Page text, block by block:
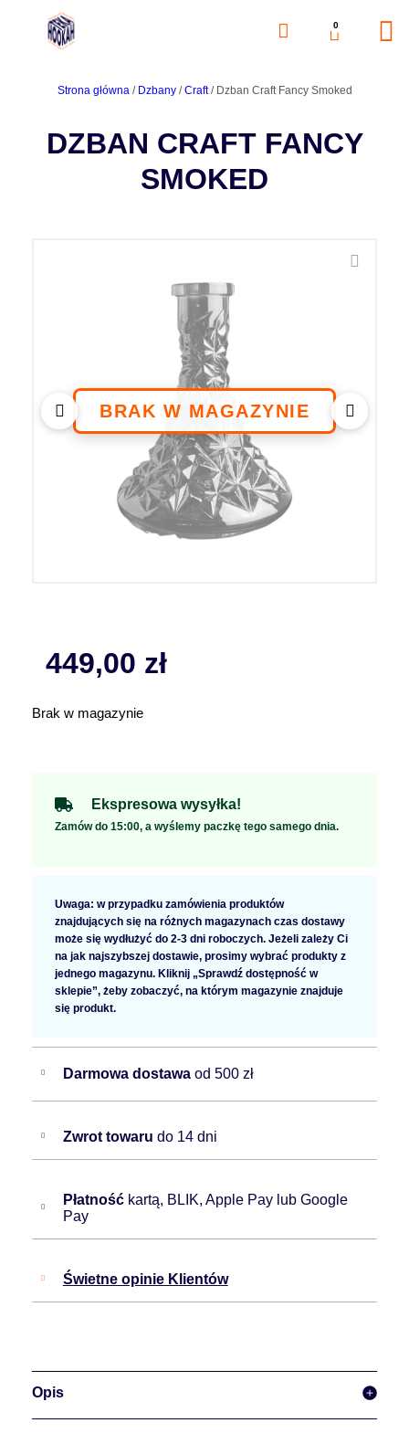
0
Strona główna/ Dzbany/Craft/ Dzban Craft Fancy Smoked
DZBAN CRAFT FANCY
SMOKED
449,00 zł
Brak w magazynie
Ekspresowa wysyłka!
Zamów do 15:00, a wyślemy paczkę tego samego dnia.
Uwaga: w przypadku zamówienia produktów
znajdujących się na różnych magazynach czas dostawy
może się wydłużyć do 2-3 dni roboczych. Jeżeli zależy Ci
na jak najszybszej dostawie, prosimy wybrać produkty z
jednego magazynu. Kliknij „Sprawdź dostępność w
sklepie”, żeby zobaczyć, na którym magazynie znajduje
się produkt.
Darmowa dostawa od 500 zł
Zwrot towaru do 14 dni
Płatność kartą, BLIK, Apple Pay lub Google
Pay
Świetne opinie Klientów
Opis